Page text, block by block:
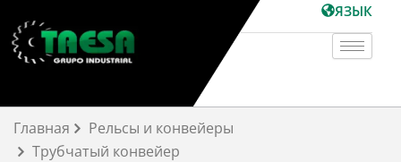
содержимому
ЯЗЫК
Главная
Рельсы и конвейеры
Трубчатый конвейер